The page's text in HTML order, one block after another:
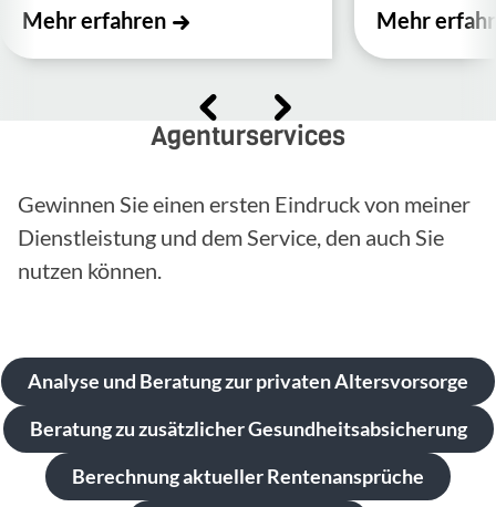
Mehr erfahren Mehr
Agenturservices
Gewinnen Sie einen ersten Eindruck von meiner
Dienstleistung und dem Service, den auch Sie
nutzen können.
Analyse und Beratung zur privaten Altersvorsorge
Beratung zu zusätzlicher Gesundheitsabsicherung
Berechnung aktueller Rentenansprüche